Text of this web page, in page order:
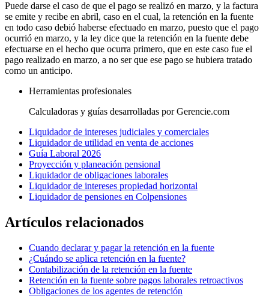
Puede darse el caso de que el pago se realizó en marzo, y la factura
se emite y recibe en abril, caso en el cual, la retención en la fuente
en todo caso debió haberse efectuado en marzo, puesto que el pago
ocurrió en marzo, y la ley dice que la retención en la fuente debe
efectuarse en el hecho que ocurra primero, que en este caso fue el
pago realizado en marzo, a no ser que ese pago se hubiera tratado
como un anticipo.
Herramientas profesionales
Calculadoras y guías desarrolladas por Gerencie.com
Liquidador de intereses judiciales y comerciales
Liquidador de utilidad en venta de acciones
Guía Laboral 2026
Proyección y planeación pensional
Liquidador de obligaciones laborales
Liquidador de intereses propiedad horizontal
Liquidador de pensiones en Colpensiones
Artículos relacionados
Cuando declarar y pagar la retención en la fuente
¿Cuándo se aplica retención en la fuente?
Contabilización de la retención en la fuente
Retención en la fuente sobre pagos laborales retroactivos
Obligaciones de los agentes de retención